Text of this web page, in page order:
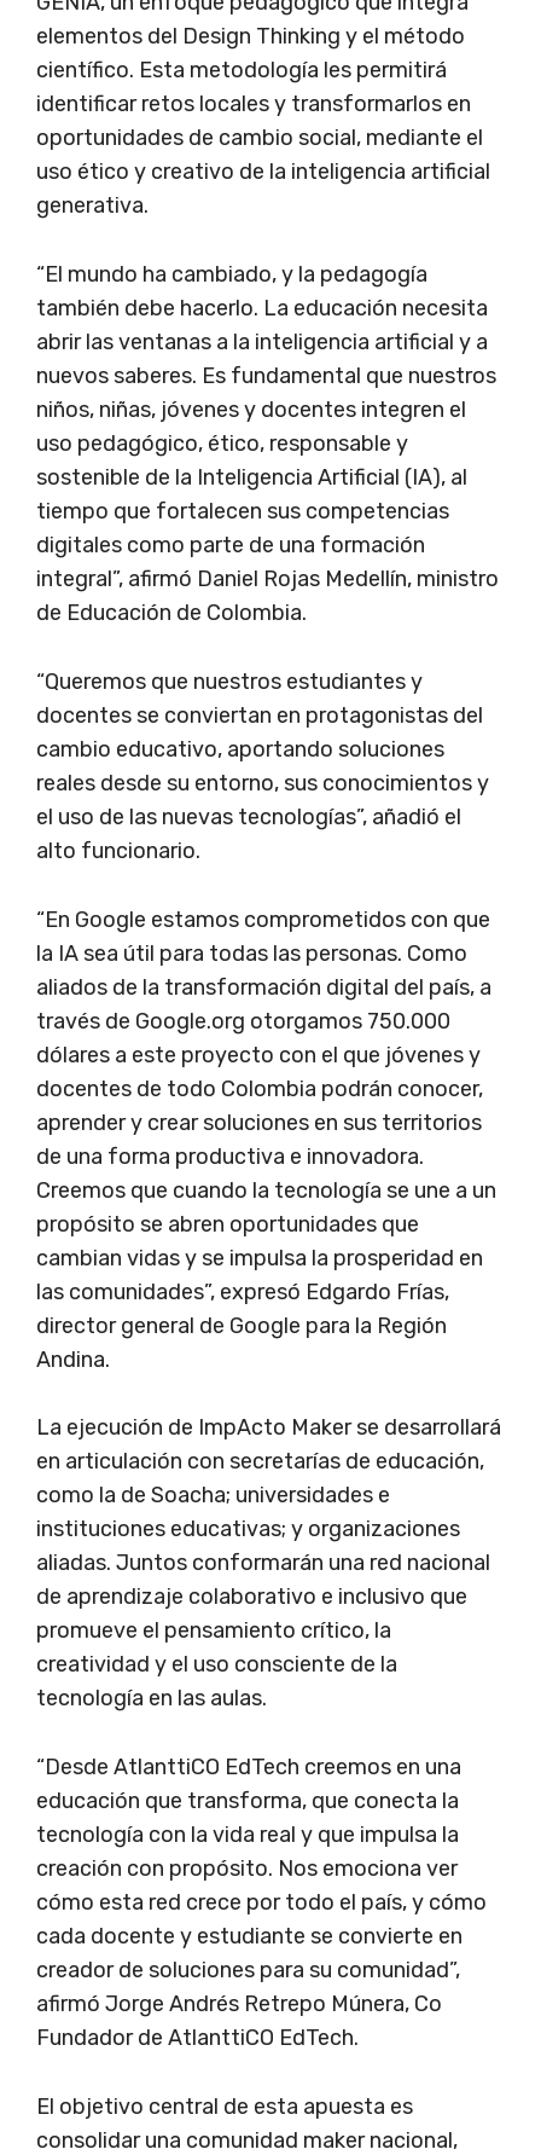
elementos del Design Thinking y el método
científico. Esta metodología les permitirá
identificar retos locales y transformarlos en
oportunidades de cambio social, mediante el
uso ético y creativo de la inteligencia artificial
generativa.
“El mundo ha cambiado, y la pedagogía
también debe hacerlo. La educación necesita
abrir las ventanas a la inteligencia artificial y a
nuevos saberes. Es fundamental que nuestros
niños, niñas, jóvenes y docentes integren el
uso pedagógico, ético, responsable y
sostenible de la Inteligencia Artificial (IA), al
tiempo que fortalecen sus competencias
digitales como parte de una formación
integral”, afirmó Daniel Rojas Medellín, ministro
de Educación de Colombia.
“Queremos que nuestros estudiantes y
docentes se conviertan en protagonistas del
cambio educativo, aportando soluciones
reales desde su entorno, sus conocimientos y
el uso de las nuevas tecnologías”, añadió el
alto funcionario.
“En Google estamos comprometidos con que
la IA sea útil para todas las personas. Como
aliados de la transformación digital del país, a
través de Google.org otorgamos 750.000
dólares a este proyecto con el que jóvenes y
docentes de todo Colombia podrán conocer,
aprender y crear soluciones en sus territorios
de una forma productiva e innovadora.
Creemos que cuando la tecnología se une a un
propósito se abren oportunidades que
cambian vidas y se impulsa la prosperidad en
las comunidades”, expresó Edgardo Frías,
director general de Google para la Región
Andina.
La ejecución de ImpActo Maker se desarrollará
en articulación con secretarías de educación,
como la de Soacha; universidades e
instituciones educativas; y organizaciones
aliadas. Juntos conformarán una red nacional
de aprendizaje colaborativo e inclusivo que
promueve el pensamiento crítico, la
creatividad y el uso consciente de la
tecnología en las aulas.
“Desde AtlanttiCO EdTech creemos en una
educación que transforma, que conecta la
tecnología con la vida real y que impulsa la
creación con propósito. Nos emociona ver
cómo esta red crece por todo el país, y cómo
cada docente y estudiante se convierte en
creador de soluciones para su comunidad”,
afirmó Jorge Andrés Retrepo Múnera, Co
Fundador de AtlanttiCO EdTech.
El objetivo central de esta apuesta es
consolidar una comunidad maker nacional,